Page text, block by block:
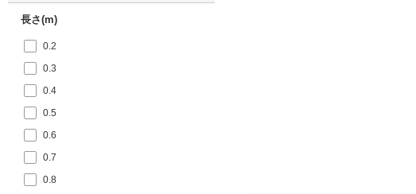
長さ(m)
0.2
0.3
0.4
0.5
0.6
0.7
0.8